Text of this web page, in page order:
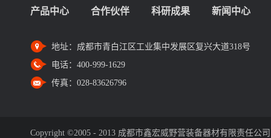
产品中心 合作伙伴 科研成果 新闻中心
地址： 成都市青白江区工业集中发展区复兴大道318号
电话： 400-999-1629
传真： 028-83626796
Copyright ©2005 - 2013 成都市鑫宏威野营装备器材有限责任公司